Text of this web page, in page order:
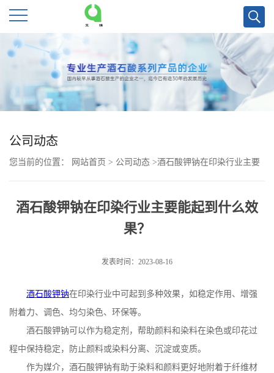
公
首
页
公
司
公
动
公司动态
您当前的位置： 网站首页 > 公司动态 >酒石酸钾钠在印染行业主要
酒石酸钾钠在印染行业主要能起到什么效
果？
发表时间：2023-08-16
酒石酸钾钠在印染行业中可起到多种效果，如稳定作用、增强
附着力、调色、均匀染色、环保等。
酒石酸钾钠可以作为稳定剂，帮助颜料和染料在染色或印花过
程中保持稳定，防止颜料或染料分离、沉淀或变质。
作为媒介，酒石酸钾钠有助于染料和颜料更好地附着于纤维材